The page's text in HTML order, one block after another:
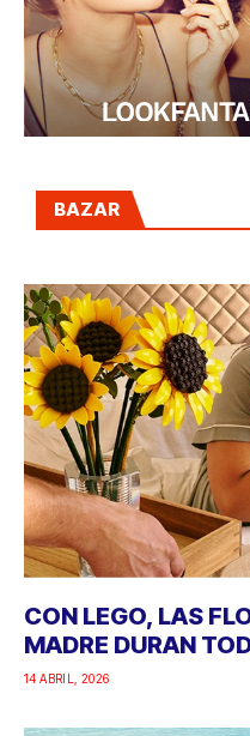
BAZAR
CON LEGO, LAS
MADRE DURAN
14 ABRIL, 2026